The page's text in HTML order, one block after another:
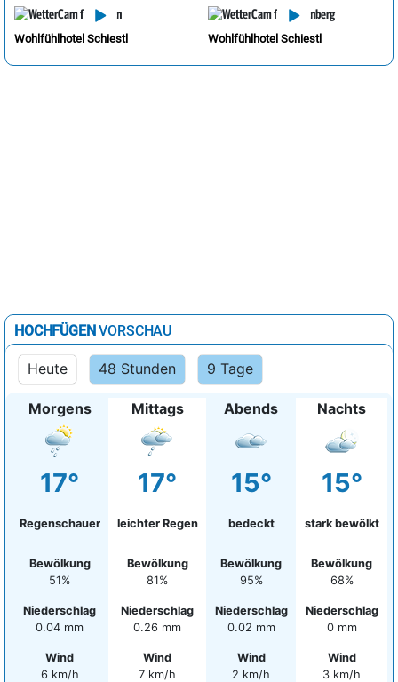
Wohlfühlhotel Schiestl Wohlfühlhotel Schiestl
HOCHFÜGENVORSCHAU
Heute 48 Stunden 9 Tage
Morgens
17°
Regenschauer
Bewölkung
51%
Niederschlag
0.04 mm
Wind
6 km/h
Mittags
17°
leichter Regen
Bewölkung
81%
Niederschlag
0.26 mm
Wind
7 km/h
Abends
15°
bedeckt
Bewölkung
95%
Niederschlag
0.02 mm
Wind
2 km/h
Nachts
15°
stark bewölkt
Bewölkung
68%
Niederschlag
0 mm
Wind
3 km/h